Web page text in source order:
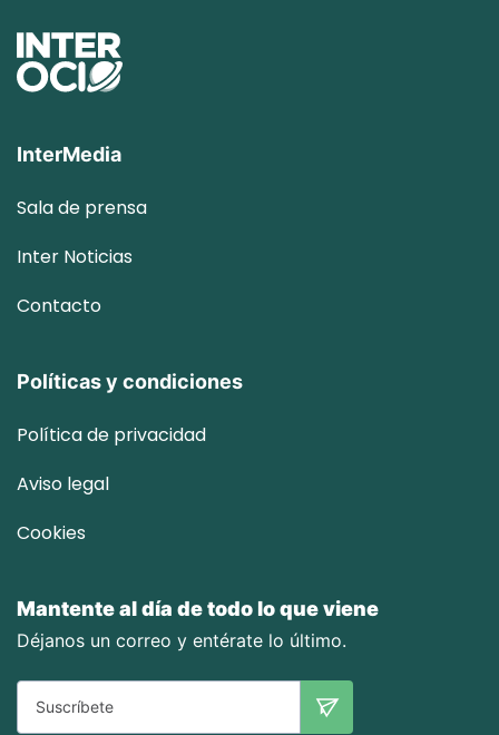
InterMedia
Sala de prensa
Inter Noticias
Contacto
Políticas y condiciones
Política de privacidad
Aviso legal
Cookies
Mantente al día de todo lo que viene
Déjanos un correo y entérate lo último.